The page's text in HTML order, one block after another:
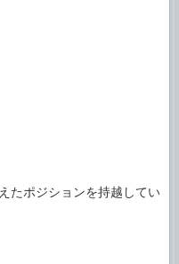
たポジションを持越してい